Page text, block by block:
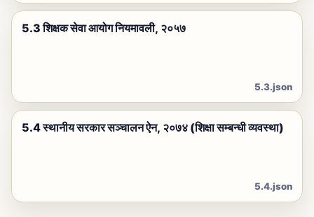
5.3 शिक्षक सेवा आयोग नियमावली, २०५७
5.3.json
5.4 स्थानीय सरकार सञ्चालन ऐन, २०७४ (शिक्षा सम्बन्धी व्यवस्था)
5.4.json